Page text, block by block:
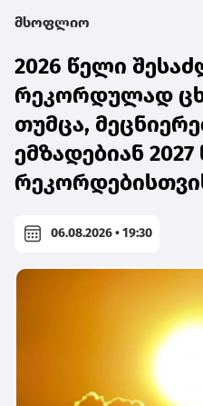
მსოფლიო
2026 წელი
რეკორდულად
თუმცა,
ემზადებიან
06.08.2026 • 19:30